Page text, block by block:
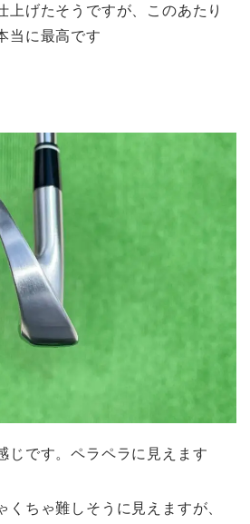
上げたそうですが、このあたり
当に最高です
じです。ペラペラに見えます
くちゃ難しそうに見えますが、